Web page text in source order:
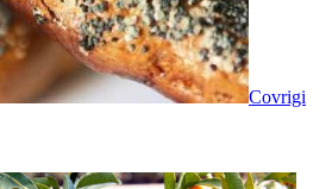
Covrigi